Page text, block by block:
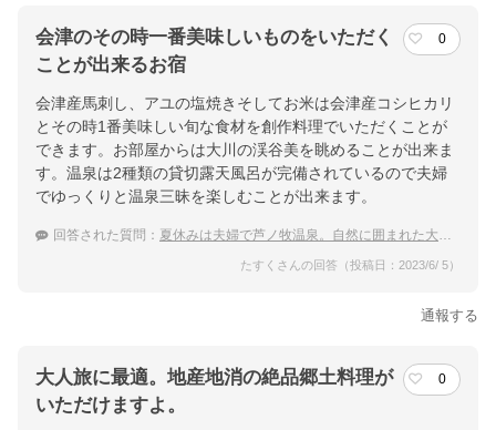
会津のその時一番美味しいものをいただく
ことが出来るお宿
0
会津産馬刺し、アユの塩焼きそしてお米は会津産コシヒカリ
とその時1番美味しい旬な食材を創作料理でいただくことが
できます。お部屋からは大川の渓谷美を眺めることが出来ま
す。温泉は2種類の貸切露天風呂が完備されているので夫婦
でゆっくりと温泉三昧を楽しむことが出来ます。
回答された質問： 夏休みは夫婦で芦ノ牧温泉。自然に囲まれた大人旅と地元の料理を堪能したい
たすくさんの回答（投稿日：2023/6/ 5）
通報する
大人旅に最適。地産地消の絶品郷土料理が
いただけますよ。
0